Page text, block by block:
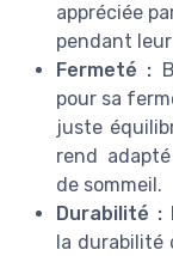
appréciée
pendant
Fermeté :
pour sa
juste
rend
de sommeil.
Durabilité :
la durabilité